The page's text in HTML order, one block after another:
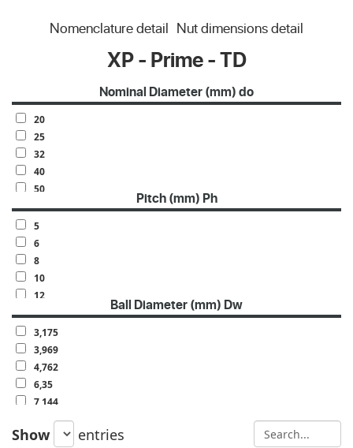
Nomenclature detail Nut dimensions detail
XP - Prime - TD
Nominal Diameter (mm) do
20
25
32
40
50
63
70
80
100
Pitch (mm) Ph
5
6
8
10
12
15
16
20
Ball Diameter (mm) Dw
3,175
3,969
4,762
6,35
7,144
7,938
9,525
Show entries